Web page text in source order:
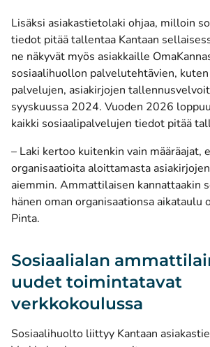
Lisäksi asiakastietolaki ohjaa, milloin
tiedot pitää tallentaa Kantaan
ne näkyvät myös asiakkaille
sosiaalihuollon palvelutehtävien,
palvelujen, asiakirjojen
syyskuussa 2024. Vuoden 2026
kaikki sosiaalipalvelujen tiedot pitää
– Laki kertoo kuitenkin vain määräajat,
organisaatioita aloittamasta
aiemmin. Ammattilaisen kannattaakin
hänen oman organisaationsa aikataulu
Pinta.
Sosiaalialan
uudet toimintatavat
verkkokoulussa
Sosiaalihuolto liittyy Kantaan